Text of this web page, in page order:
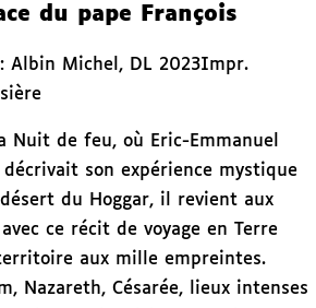
du pape François
Albin Michel , DL 2023Impr.
Nuit de feu, où Eric-Emmanuel
son expérience mystique
du Hoggar, il revient aux
ce récit de voyage en Terre
aux mille empreintes.
Nazareth, Césarée, lieux intenses